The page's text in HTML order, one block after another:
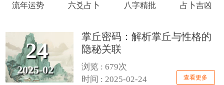
流年运势 六爻占卜 八字精批 占卜吉凶
24
2025-02
掌丘密码：解析掌丘与性格的
隐秘关联
浏览 : 679次
时间 : 2025-02-24
查看更多